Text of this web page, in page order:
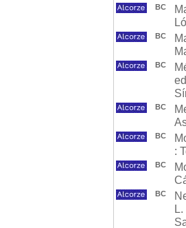
BC
BC
BC
BC
BC
:
BC
BC